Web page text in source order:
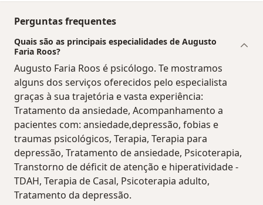
Perguntas frequentes
Quais são as principais especialidades de Augusto
Faria Roos?
Augusto Faria Roos é psicólogo. Te mostramos
alguns dos serviços oferecidos pelo especialista
graças à sua trajetória e vasta experiência:
Tratamento da ansiedade, Acompanhamento a
pacientes com: ansiedade,depressão, fobias e
traumas psicológicos, Terapia, Terapia para
depressão, Tratamento de ansiedade, Psicoterapia,
Transtorno de déficit de atenção e hiperatividade -
TDAH, Terapia de Casal, Psicoterapia adulto,
Tratamento da depressão.